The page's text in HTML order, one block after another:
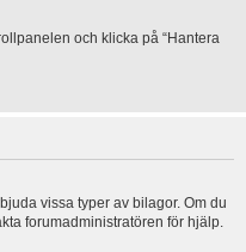
och klicka på “Hantera
vissa typer av bilagor. Om du
forumadministratören för hjälp.